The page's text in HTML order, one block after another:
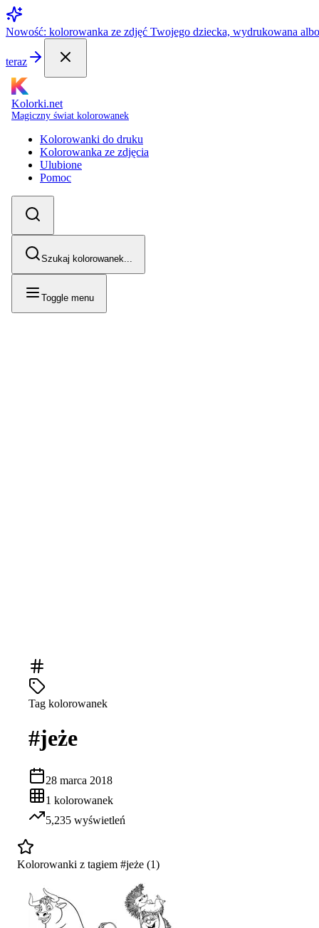
Nowość: kolorowanka ze zdjęć Twojego dziecka, wydrukowana
teraz
Kolorki.net
Magiczny świat kolorowanek
Kolorowanki do druku
Kolorowanka ze zdjęcia
Ulubione
Pomoc
Szukaj kolorowanek...
Toggle menu
Tag kolorowanek
#jeże
28 marca 2018
1 kolorowanek
5,235 wyświetleń
Kolorowanki z tagiem #jeże (1)